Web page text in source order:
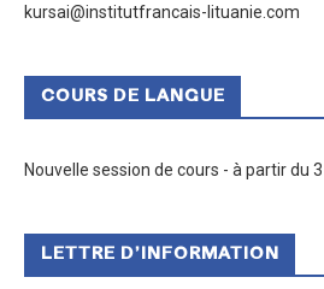
kursai@institutfrancais-lituanie.com
COURS DE LANGUE
Nouvelle session de cours - à partir du
LETTRE D’INFORMATION